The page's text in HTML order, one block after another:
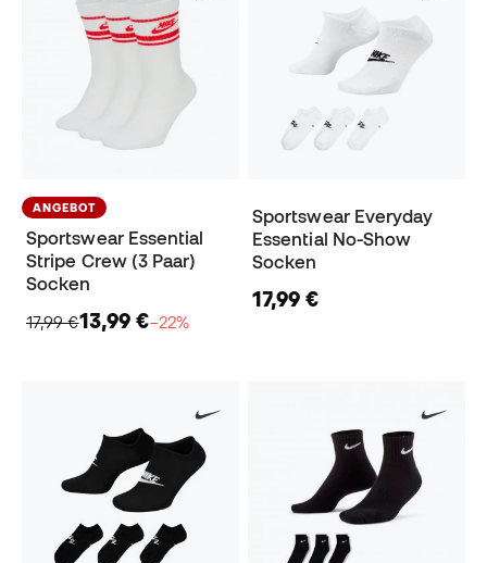
ANGEBOT
Sportswear Essential
Stripe Crew (3 Paar)
Socken
17,99 €13,99 €−22%
Sportswear Everyday
Essential No-Show
Socken
17,99 €